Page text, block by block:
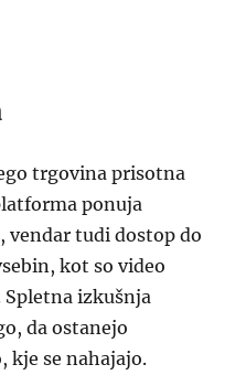
trgovina prisotna
ponuja
vendar tudi dostop do
kot so video
izkušnja
da ostanejo
kje se nahajajo.